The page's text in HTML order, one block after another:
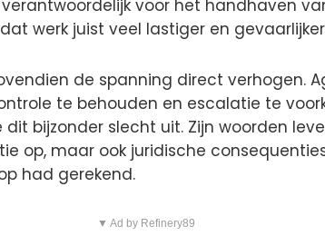
voor het handhaven
werk juist veel lastiger en
de spanning direct verhogen.
te behouden en escalatie te
bijzonder slecht uit. Zijn woorden
op, maar ook juridische
had gerekend.
▼ Ad by Refinery89